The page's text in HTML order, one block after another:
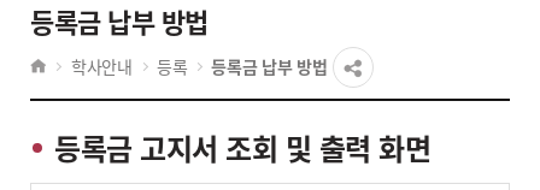
등록금 납부 방법
학사안내 등록 등록금 납부 방법
등록금 고지서 조회 및 출력 화면